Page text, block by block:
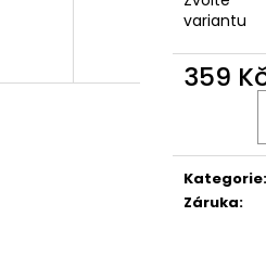
variantu
359
Kategorie:
Záruka:
SÓJOVÁ SVÍČKA V